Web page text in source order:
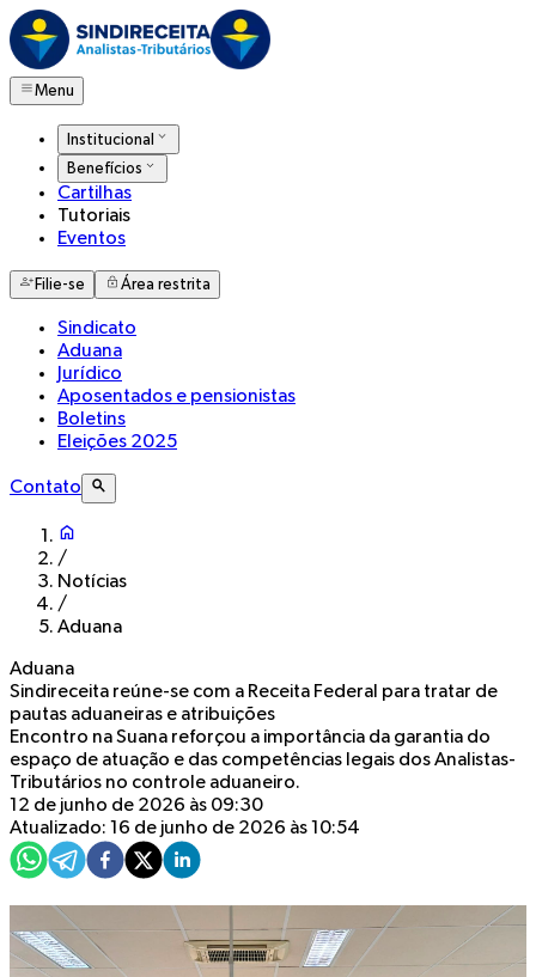
Menu
Institucional
Benefícios
Cartilhas
Tutoriais
Eventos
Filie-se Área restrita
Sindicato
Aduana
Jurídico
Aposentados e pensionistas
Boletins
Eleições 2025
Contato
/
Notícias
/
Aduana
Aduana
Sindireceita reúne-se com a Receita Federal para tratar de
pautas aduaneiras e atribuições
Encontro na Suana reforçou a importância da garantia do
espaço de atuação e das competências legais dos Analistas-
Tributários no controle aduaneiro.
12 de junho de 2026 às 09:30
Atualizado: 16 de junho de 2026 às 10:54